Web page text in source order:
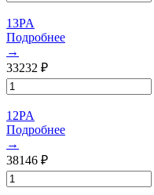
13PA
Подробнее
→
33232 ₽
12PA
Подробнее
→
38146 ₽